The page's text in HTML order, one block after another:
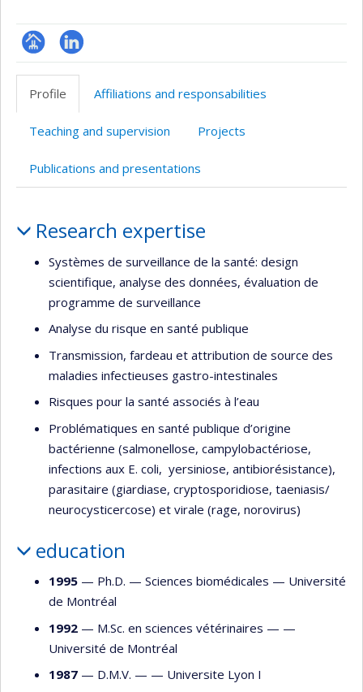
Page
professionnelle
LinkedIn
Profile
Affiliations and responsabilities
Teaching and supervision Projects
Publications and presentations
Research expertise
Systèmes de surveillance de la santé: design
scientifique, analyse des données, évaluation de
programme de surveillance
Analyse du risque en santé publique
Transmission, fardeau et attribution de source des
maladies infectieuses gastro-intestinales
Risques pour la santé associés à l’eau
Problématiques en santé publique d’origine
bactérienne (salmonellose, campylobactériose,
infections aux E. coli, yersiniose, antibiorésistance),
parasitaire (giardiase, cryptosporidiose, taeniasis/
neurocysticercose) et virale (rage, norovirus)
education
1995 — Ph.D. — Sciences biomédicales — Université
de Montréal
1992 — M.Sc. en sciences vétérinaires — —
Université de Montréal
1987 — D.M.V. — — Universite Lyon I